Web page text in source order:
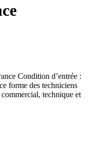
Condition d’entrée :
forme des techniciens
commercial, technique et